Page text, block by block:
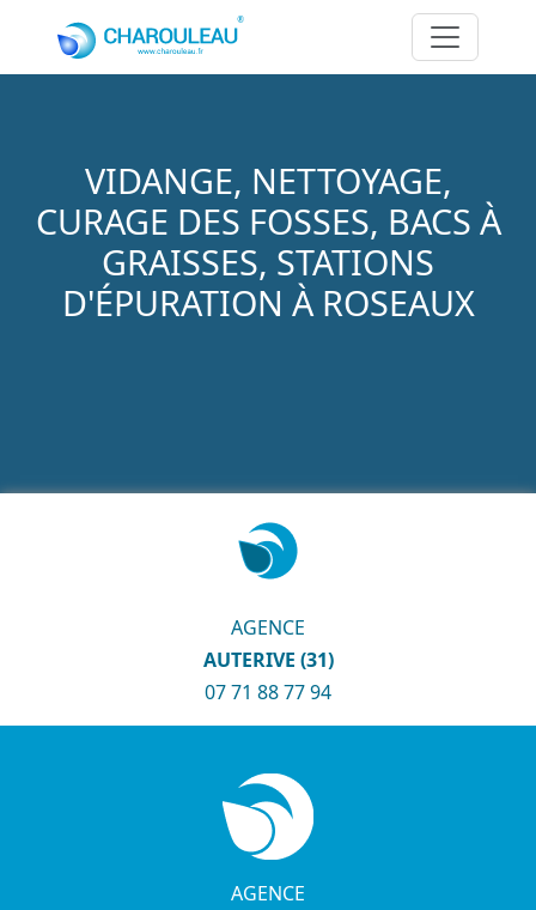
Aller au contenu principal
VIDANGE, NETTOYAGE,
CURAGE DES FOSSES, BACS À
GRAISSES, STATIONS
D'ÉPURATION À ROSEAUX
AGENCE
AUTERIVE (31)
07 71 88 77 94
AGENCE